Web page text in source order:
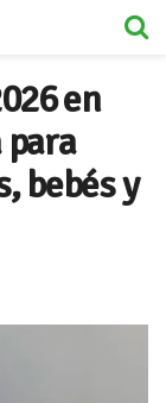
en
para
bebés y